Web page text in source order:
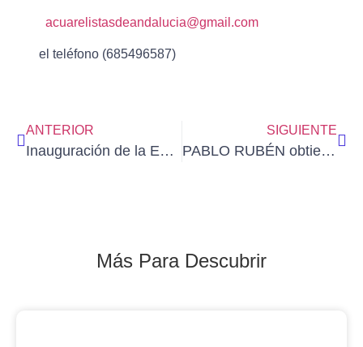
acuarelistasdeandalucia@gmail.com
el teléfono (685496587)
ANTERIOR
Inauguración de la Exposición colectiva comisariada por PABLO REVIRIEGO en la Casa de Cantabria.
SIGUIENTE
PABLO RUBÉN obtiene el 1er premio en el XLIII Certamen del Ejército del Aire y del Espacio
Más Para Descubrir